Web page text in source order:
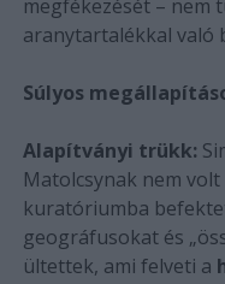
megfékezését – nem
aranytartalékkal való
Súlyos
Alapítványi trükk:
Matolcsynak nem
kuratóriumba
geográfusokat és
ültettek, ami felveti a